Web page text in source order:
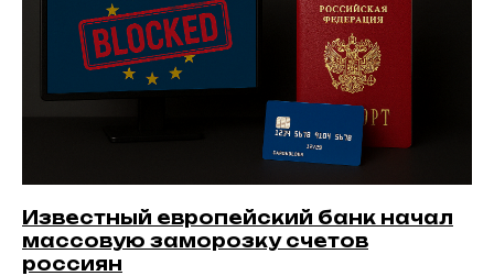
Известный европейский банк начал
массовую заморозку счетов
россиян